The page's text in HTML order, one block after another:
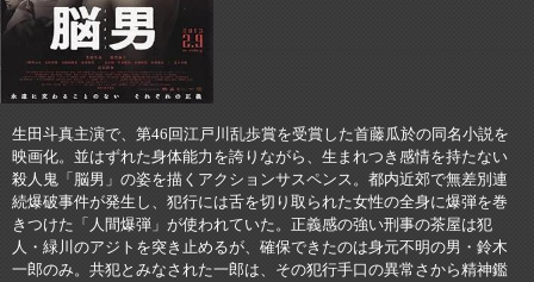
生田斗真主演で、第46回江戸川乱歩賞を受賞した首藤瓜於の同名小説を
映画化。並はずれた身体能力を誇りながら、生まれつき感情を持たない
殺人鬼「脳男」の姿を描くアクションサスペンス。都内近郊で無差別連
続爆破事件が発生し、犯行には舌を切り取られた女性の全身に爆弾を巻
きつけた「人間爆弾」が使われていた。正義感の強い刑事の茶屋は犯
人・緑川のアジトを突き止めるが、確保できたのは身元不明の男・鈴木
一郎のみ。共犯とみなされた一郎は、その犯行手口の異常さから精神鑑